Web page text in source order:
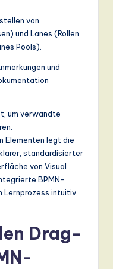
von
und Lanes (Rollen
Pools).
und
um verwandte
Elementen legt die
standardisierter
von Visual
BPMN-
Lernprozess intuitiv
Drag-